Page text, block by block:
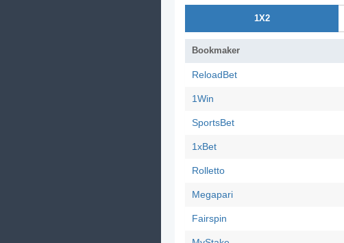
1X2
Bookmaker
ReloadBet
1Win
SportsBet
1xBet
Rolletto
Megapari
Fairspin